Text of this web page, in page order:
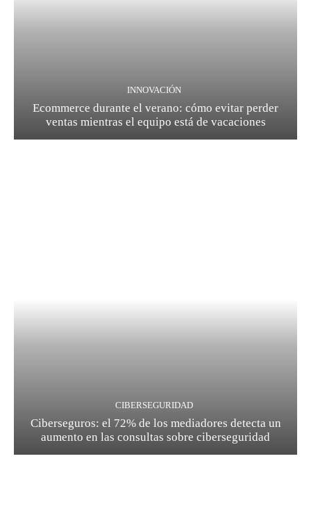
INNOVACIÓN
Ecommerce durante el verano: cómo evitar perder
ventas mientras el equipo está de vacaciones
CIBERSEGURIDAD
Ciberseguros: el 72% de los mediadores detecta un
aumento en las consultas sobre ciberseguridad